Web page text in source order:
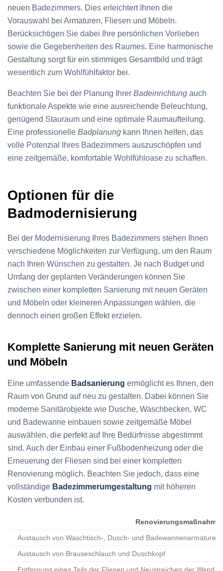
neuen Badezimmers. Dies erleichtert Ihnen die
Vorauswahl bei Armaturen, Fliesen und Möbeln.
Berücksichtigen Sie dabei Ihre persönlichen Vorlieben
sowie die Gegebenheiten des Raumes. Eine harmonische
Gestaltung sorgt für ein stimmiges Gesamtbild und trägt
wesentlich zum Wohlfühlfaktor bei.
Beachten Sie bei der Planung Ihrer Badeinrichtung auch
funktionale Aspekte wie eine ausreichende Beleuchtung,
genügend Stauraum und eine optimale Raumaufteilung.
Eine professionelle Badplanung kann Ihnen helfen, das
volle Potenzial Ihres Badezimmers auszuschöpfen und
eine zeitgemäße, komfortable Wohlfühloase zu schaffen.
Optionen für die
Badmodernisierung
Bei der Modernisierung Ihres Badezimmers stehen Ihnen
verschiedene Möglichkeiten zur Verfügung, um den Raum
nach Ihren Wünschen zu gestalten. Je nach Budget und
Umfang der geplanten Veränderungen können Sie
zwischen einer kompletten Sanierung mit neuen Geräten
und Möbeln oder kleineren Anpassungen wählen, die
dennoch einen großen Effekt erzielen.
Komplette Sanierung mit neuen Geräten
und Möbeln
Eine umfassende Badsanierung ermöglicht es Ihnen, den
Raum von Grund auf neu zu gestalten. Dabei können Sie
moderne Sanitärobjekte wie Dusche, Waschbecken, WC
und Badewanne einbauen sowie zeitgemäße Möbel
auswählen, die perfekt auf Ihre Bedürfnisse abgestimmt
sind. Auch der Einbau einer Fußbodenheizung oder die
Erneuerung der Fliesen sind bei einer kompletten
Renovierung möglich. Beachten Sie jedoch, dass eine
vollständige Badezimmerumgestaltung mit höheren
Kosten verbunden ist.
Renovierungsmaßnahme
Austausch von Waschtisch-, Dusch- und
Austausch von Brauseschlauch und Duschkopf